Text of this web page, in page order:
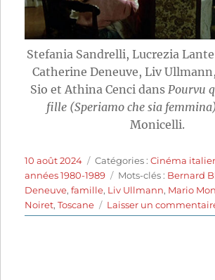
Stefania Sandrelli, Lucrezia
Catherine Deneuve, Liv
Sio et Athina Cenci dans Pourvu
fille (Speriamo che sia
Monicelli.
Publié
le
10 août 2024 Catégories
Catégories :Cinéma
années 1980-1989
Étiquettes
Mots-clés : Bernard
Deneuve,famille, Liv Ullmann, Mario
Noiret,Toscane Laisser un